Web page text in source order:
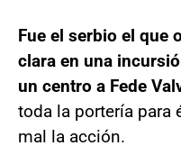
Fue el serbio el que
clara en una
un centro a Fede
toda la portería para
mal la acción.